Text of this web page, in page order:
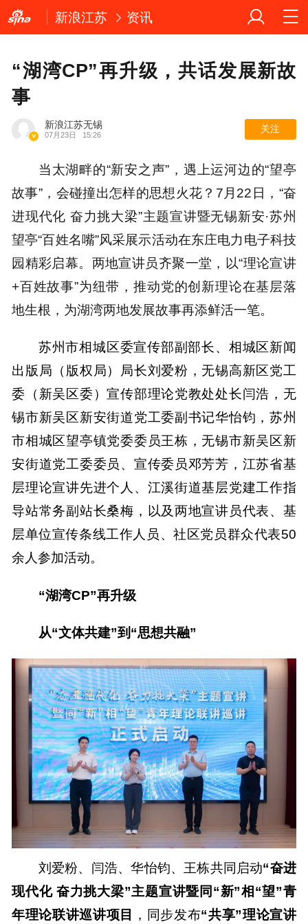
新浪江苏 资讯
“湖湾CP”再升级，共话发展新故
事
新浪江苏无锡
07月23日 15:26
关注
当太湖畔的“新安之声”，遇上运河边的“望亭
故事”，会碰撞出怎样的思想火花？7月22日，“奋
进现代化 奋力挑大梁”主题宣讲暨无锡新安·苏州
望亭“百姓名嘴”风采展示活动在东庄电力电子科技
园精彩启幕。两地宣讲员齐聚一堂，以“理论宣讲
+百姓故事”为纽带，推动党的创新理论在基层落
地生根，为湖湾两地发展故事再添鲜活一笔。
苏州市相城区委宣传部副部长、相城区新闻
出版局（版权局）局长刘爱粉，无锡高新区党工
委（新吴区委）宣传部理论党教处处长闫浩，无
锡市新吴区新安街道党工委副书记华怡钧，苏州
市相城区望亭镇党委委员王栋，无锡市新吴区新
安街道党工委委员、宣传委员邓芳芳， 江苏省基
层理论宣讲先进个人、江溪街道基层党建工作指
导站常务副站长桑梅，以及两地宣讲员代表、基
层单位宣传条线工作人员、社区党员群众代表50
余人参加活动。
“湖湾CP”再升级
从“文体共建”到“思想共融”
刘爱粉、闫浩、华怡钧、王栋共同启动“奋进
现代化 奋力挑大梁”主题宣讲暨同“新”相“望”青
年理论联讲巡讲项目
，同步发布“共享”理论宣讲